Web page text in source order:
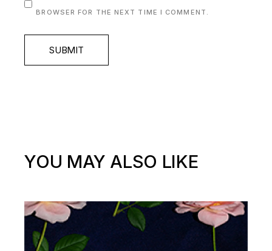
BROWSER FOR THE NEXT TIME I COMMENT.
SUBMIT
YOU MAY ALSO LIKE